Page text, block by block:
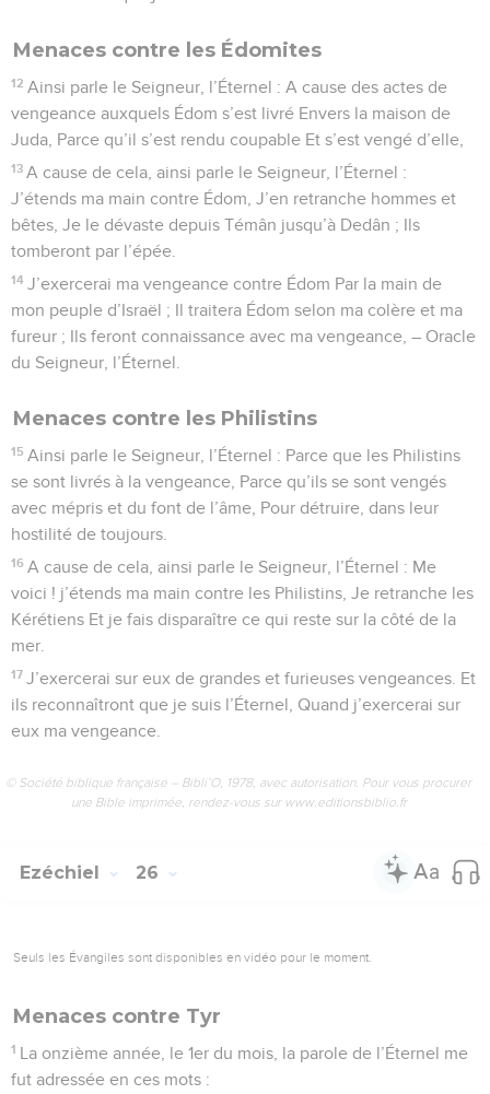
Menaces contre les Édomites
12 Ainsi parle le Seigneur, l’Éternel : A cause des actes de
vengeance auxquels Édom s’est livré Envers la maison de
Juda, Parce qu’il s’est rendu coupable Et s’est vengé d’elle,
13 A cause de cela, ainsi parle le Seigneur, l’Éternel :
J’étends ma main contre Édom, J’en retranche hommes et
bêtes, Je le dévaste depuis Témân jusqu’à Dedân ; Ils
tomberont par l’épée.
14 J’exercerai ma vengeance contre Édom Par la main de
mon peuple d’Israël ; Il traitera Édom selon ma colère et ma
fureur ; Ils feront connaissance avec ma vengeance, – Oracle
du Seigneur, l’Éternel.
Menaces contre les Philistins
15 Ainsi parle le Seigneur, l’Éternel : Parce que les Philistins
se sont livrés à la vengeance, Parce qu’ils se sont vengés
avec mépris et du font de l’âme, Pour détruire, dans leur
hostilité de toujours.
16 A cause de cela, ainsi parle le Seigneur, l’Éternel : Me
voici ! j’étends ma main contre les Philistins, Je retranche les
Kérétiens Et je fais disparaître ce qui reste sur la côté de la
mer.
17 J’exercerai sur eux de grandes et furieuses vengeances. Et
ils reconnaîtront que je suis l’Éternel, Quand j’exercerai sur
eux ma vengeance.
© Société biblique française – Bibli’O, 1978, avec autorisation. Pour vous procurer
une Bible imprimée, rendez-vous sur www.editionsbiblio.fr
Ezéchiel 26
Seuls les Évangiles sont disponibles en vidéo pour le moment.
Menaces contre Tyr
1 La onzième année, le 1er du mois, la parole de l’Éternel me
fut adressée en ces mots :